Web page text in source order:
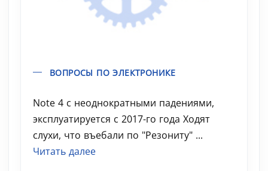
ВОПРОСЫ ПО ЭЛЕКТРОНИКЕ
Note 4 с неоднократными падениями,
эксплуатируется с 2017-го года Ходят
слухи, что въебали по "Резониту" ...
Читать далее